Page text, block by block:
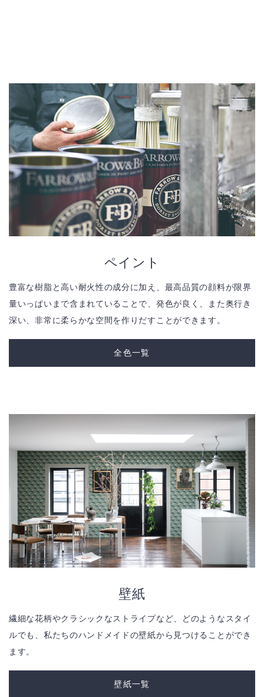
ペイント
豊富な樹脂と高い耐火性の成分に加え、最高品質の顔料が限界
量いっぱいまで含まれていることで、発色が良く、また奥行き
深い、非常に柔らかな空間を作りだすことができます。
全色一覧
壁紙
繊細な花柄やクラシックなストライプなど、どのようなスタイ
ルでも、私たちのハンドメイドの壁紙から見つけることができ
ます。
壁紙一覧